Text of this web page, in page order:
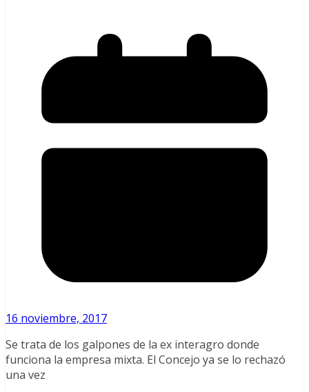
16 noviembre, 2017
Se trata de los galpones de la ex interagro donde
funciona la empresa mixta. El Concejo ya se lo rechazó
una vez